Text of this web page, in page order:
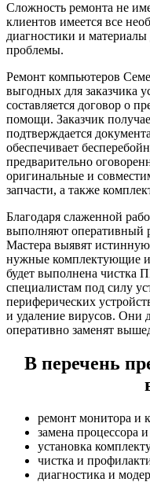
Сложность ремонта не
клиентов имеется все
диагностики и
проблемы.
Ремонт компьютеров
выгодных для заказчика
составляется договор о
помощи. Заказчик
подтверждается
обеспечивает
предварительно
оригинальные и
запчасти, а также
Благодаря слаженной
выполняют оперативный
Мастера выявят
нужные комплектующие
будет выполнена чистка
специалистам под силу
периферических
и удаление вирусов. Они
оперативно заменят
В перечень
ремонт монитора и
замена процессора
установка
чистка и
диагностика и